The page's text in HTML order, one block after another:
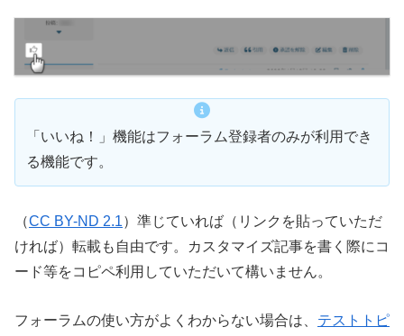
「いいね！」機能はフォーラム登録者のみが利用でき
る機能です。
（CC BY-ND 2.1）準じていれば（リンクを貼っていただ
ければ）転載も自由です。カスタマイズ記事を書く際にコ
ード等をコピペ利用していただいて構いません。
フォーラムの使い方がよくわからない場合は、 テストトピ